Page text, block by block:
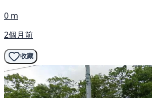
0 m
2個月前
收藏